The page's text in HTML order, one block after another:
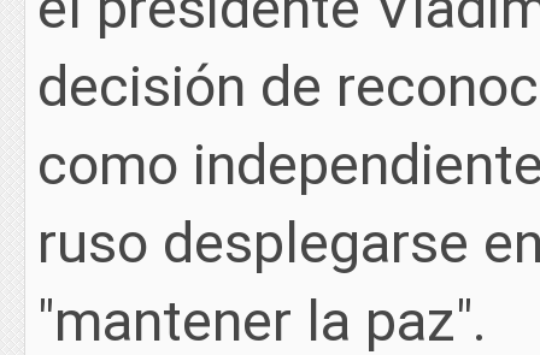
decisión de
como
ruso desplegarse
"mantener la paz".